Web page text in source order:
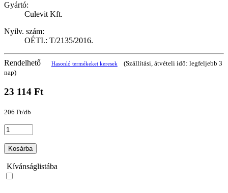
Gyártó:
Culevit Kft.
Nyilv. szám:
OÉTI.: T/2135/2016.
Rendelhető Hasonló termékeket keresek
(Szállítási, átvételi idő: legfeljebb 3
nap)
23 114 Ft
206 Ft/db
Kosárba
Kívánságlistába